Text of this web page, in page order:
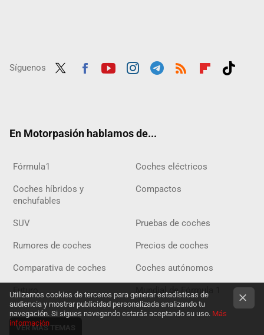
Síguenos
En Motorpasión hablamos de...
Fórmula1 Coches eléctricos
Coches híbridos y
enchufables
Compactos
SUV Pruebas de coches
Rumores de coches Precios de coches
Comparativa de coches Coches autónomos
Futuro Mundial de Fórmula 1
VER MÁS TEMAS
Utilizamos cookies de terceros para generar estadísticas de
audiencia y mostrar publicidad personalizada analizando tu
navegación. Si sigues navegando estarás aceptando su uso. Más
información